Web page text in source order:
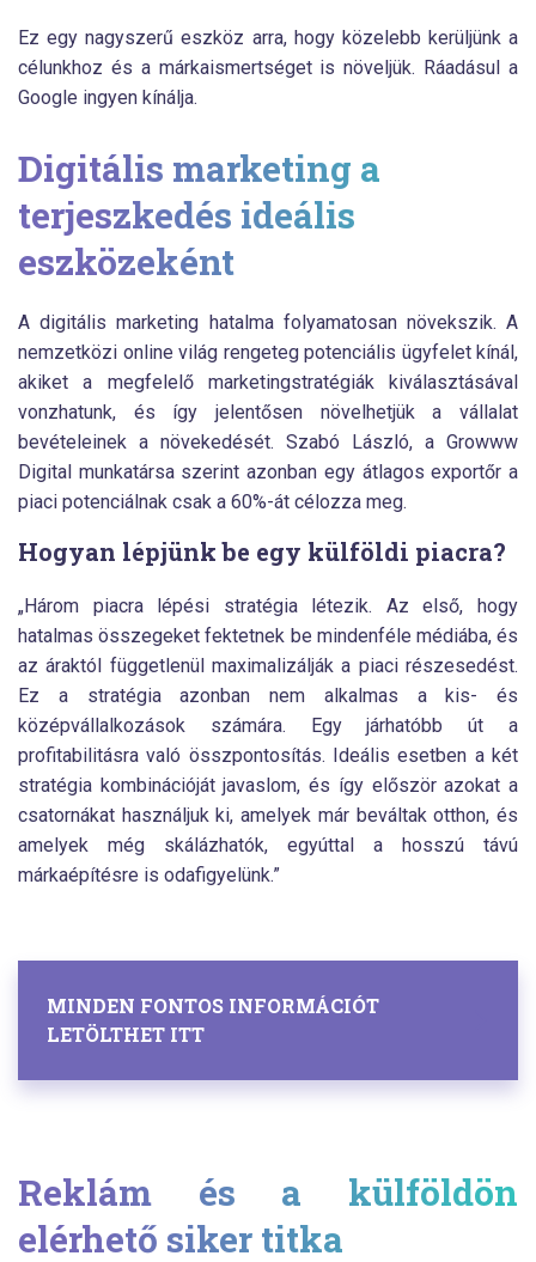
Ez egy nagyszerű eszköz arra, hogy közelebb kerüljünk a
célunkhoz és a márkaismertséget is növeljük. Ráadásul a
Google ingyen kínálja.
Digitális marketing a
terjeszkedés ideális
eszközeként
A digitális marketing hatalma folyamatosan növekszik. A
nemzetközi online világ rengeteg potenciális ügyfelet kínál,
akiket a megfelelő marketingstratégiák kiválasztásával
vonzhatunk, és így jelentősen növelhetjük a vállalat
bevételeinek a növekedését. Szabó László, a Growww
Digital munkatársa szerint azonban egy átlagos exportőr a
piaci potenciálnak csak a 60%-át célozza meg.
Hogyan lépjünk be egy külföldi piacra?
„Három piacra lépési stratégia létezik. Az első, hogy
hatalmas összegeket fektetnek be mindenféle médiába, és
az áraktól függetlenül maximalizálják a piaci részesedést.
Ez a stratégia azonban nem alkalmas a kis- és
középvállalkozások számára. Egy járhatóbb út a
profitabilitásra való összpontosítás. Ideális esetben a két
stratégia kombinációját javaslom, és így először azokat a
csatornákat használjuk ki, amelyek már beváltak otthon, és
amelyek még skálázhatók, egyúttal a hosszú távú
márkaépítésre is odafigyelünk.”
MINDEN FONTOS INFORMÁCIÓT
LETÖLTHET ITT
Reklám és a külföldön
elérhető siker titka